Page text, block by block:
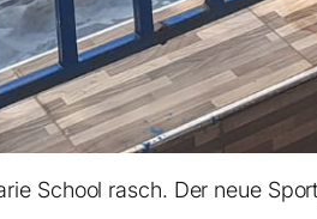
School rasch. Der neue